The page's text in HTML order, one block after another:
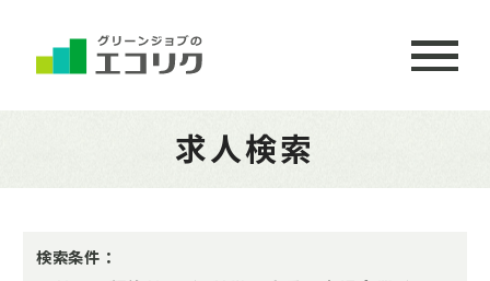
求人検索
検索条件：